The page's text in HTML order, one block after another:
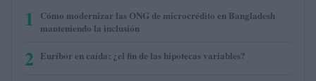
1
Cómo modernizar las ONG de microcrédito en Bangladesh
manteniendo la inclusión
2 Euríbor en caída: ¿el fin de las hipotecas variables?